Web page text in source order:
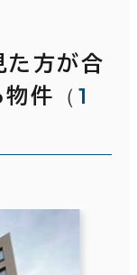
た方が合
物件
（ 1